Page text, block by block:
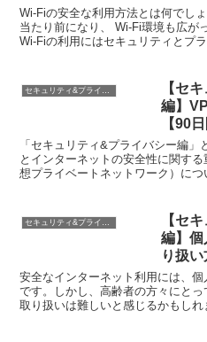
座】
Wi-Fiの安全な利用方法とは何でし
当たり前になり、 Wi-Fi環境も広が
Wi-Fiの利用にはセキュリティとプ
【セ
編】
【90
講座】
「セキュリティ&プライバシー編
とインターネットの安全性に関す
想プライベートネットワーク）に
セキュリティ&プライバシー編
【セ
編】個
り扱
パソ
安全なインターネット利用には、
です。しかし、高齢者の方々にと
取り扱いは難しいと感じるかもし